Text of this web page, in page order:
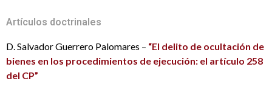
Artículos doctrinales
D. Salvador Guerrero Palomares – “El delito de ocultación de
bienes en los procedimientos de ejecución: el artículo 258
del CP”